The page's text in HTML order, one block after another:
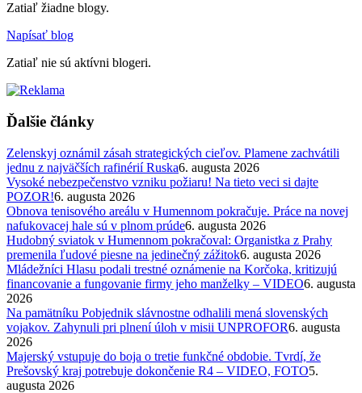
Zatiaľ žiadne blogy.
Napísať blog
Zatiaľ nie sú aktívni blogeri.
Ďalšie články
Zelenskyj oznámil zásah strategických cieľov. Plamene zachvátili
jednu z najväčších rafinérií Ruska6. augusta 2026
Vysoké nebezpečenstvo vzniku požiaru! Na tieto veci si dajte
POZOR!6. augusta 2026
Obnova tenisového areálu v Humennom pokračuje. Práce na novej
nafukovacej hale sú v plnom prúde6. augusta 2026
Hudobný sviatok v Humennom pokračoval: Organistka z Prahy
premenila ľudové piesne na jedinečný zážitok6. augusta 2026
Mládežníci Hlasu podali trestné oznámenie na Korčoka, kritizujú
financovanie a fungovanie firmy jeho manželky – VIDEO6. augusta
2026
Na pamätníku Pobjednik slávnostne odhalili mená slovenských
vojakov. Zahynuli pri plnení úloh v misii UNPROFOR6. augusta
2026
Majerský vstupuje do boja o tretie funkčné obdobie. Tvrdí, že
Prešovský kraj potrebuje dokončenie R4 – VIDEO, FOTO5.
augusta 2026